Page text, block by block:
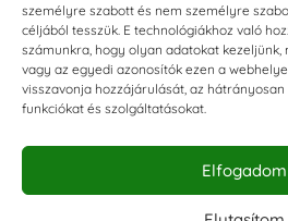
személyre szabott és nem személyre
céljából tesszük. E technológiákhoz való
számunkra, hogy olyan adatokat kezeljünk,
vagy az egyedi azonosítók ezen a
visszavonja hozzájárulását, az
funkciókat és szolgáltatásokat.
Elfogadom
KAPCSOLAT
E-mail:shop@torokszilvi.com
Telefon: +36 30 6767872
KÖZÖSSÉGI